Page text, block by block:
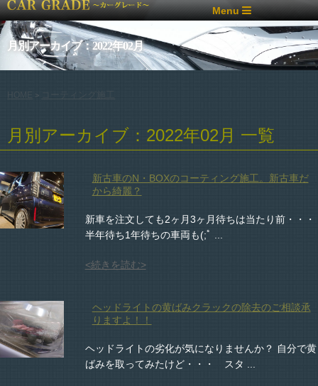
Menu
月別アーカイブ：2022年02月
>
月別アーカイブ：2022年02月 一覧
新古車のN・BOXのコーティング施工。新古車だ
から綺麗？
新車を注文しても2ヶ月3ヶ月待ちは当たり前・・・
半年待ち1年待ちの車両も(;ﾟ ...
<続きを読む>
ヘッドライトの黄ばみクラックの除去のご相談承
りますよ！！
ヘッドライトの劣化が気になりませんか？ 自分で黄
ばみを取ってみたけど・・・ スタ ...